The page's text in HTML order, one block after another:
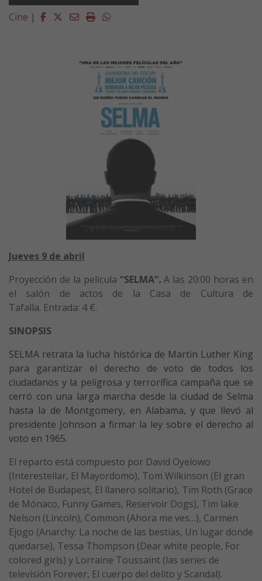
Cine | Facebook
Twitter
EmailImprimirWhatsapp
Jueves 9 de abril
Proyección de la película “SELMA”.A las 20:00 horas en
el salón de actos de la Casa de Cultura de
Tafalla. Entrada: 4 €.
SINOPSIS
SELMA retrata la lucha histórica de Martin Luther King
para garantizar el derecho de voto de todos los
ciudadanos y la peligrosa y terrorífica campaña que se
cerró con una larga marcha desde la ciudad de Selma
hasta la de Montgomery, en Alabama, y que llevó al
presidente Johnson a firmar la ley sobre el derecho al
voto en 1965.
El reparto está compuesto por David Oyelowo
(Interestellar, El Mayordomo), Tom Wilkinson (El gran
Hotel de Budapest, El llanero solitario), Tim Roth (Grace
de Mónaco, Funny Games, Reservoir Dogs), Tim lake
Nelson (Lincoln), Common (Ahora me ves…), Carmen
Ejogo (Anarchy: La noche de las bestias, Un lugar donde
quedarse), Tessa Thompson (Dear white people, For
colored girls) y Lorraine Toussaint (las series de
televisión Forever, El cuerpo del delito y Scandal).